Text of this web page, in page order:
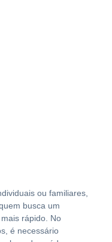
ou familiares,
busca um
rápido. No
é necessário